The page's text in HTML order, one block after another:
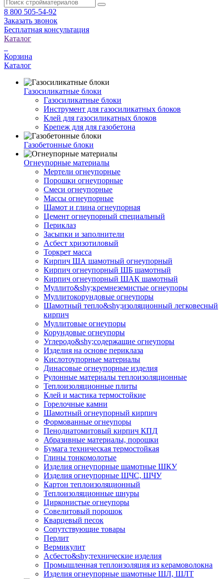
8 800 505-54-92
Заказать звонок
Бесплатная консультация
Каталог
Корзина
Каталог
Газосиликатные блоки
Газосиликатные блоки
Инструмент для газосиликатных блоков
Клей для газосиликатных блоков
Крепеж для для газобетона
Газобетонные блоки
Огнеупорные материалы
Мертели огнеупорные
Порошки огнеупорные
Смеси огнеупорные
Массы огнеупорные
Шамот и глина огнеупорная
Цемент огнеупорный специальный
Периклаз
Засыпки и заполнители
Асбест хризотиловый
Торкрет масса
Кирпич ША шамотный огнеупорный
Кирпич огнеупорный ШБ шамотный
Кирпич огнеупорный ШАК шамотный
Муллито&shy;­кремнеземистые огнеупоры
Муллито­корундовые огнеупоры
Шамотный тепло&shy;изоляционный легковесный
кирпич
Муллитовые огнеупоры
Корундовые огнеупоры
Углеродо&shy;содержащие огнеупоры
Изделия на основе периклаза
Кислотоупорные материалы
Динасовые огнеупорные изделия
Рулонные материалы теплоизоляционные
Тепло­изоляционные плиты
Клей и мастика термостойкие
Горелочные камни
Шамотный огнеупорный кирпич
Формованные огнеупоры
Пенодиатомитовый кирпич КПД
Абразивные материалы, порошки
Бумага техническая термостойкая
Глины тонкомолотые
Изделия огнеупорные шамотные ШКУ
Изделия огнеупорные ШЧС, ШЧУ
Картон теплоизоляционный
Теплоизоляционные шнуры
Цирконистые огнеупоры
Совелитовый порошок
Кварцевый песок
Сопутствующие товары
Перлит
Вермикулит
Асбесто&shy;технические изделия
Промышленная теплоизоляция из керамоволокна
Изделия огнеупорные шамотные ШЛ, ШЛТ